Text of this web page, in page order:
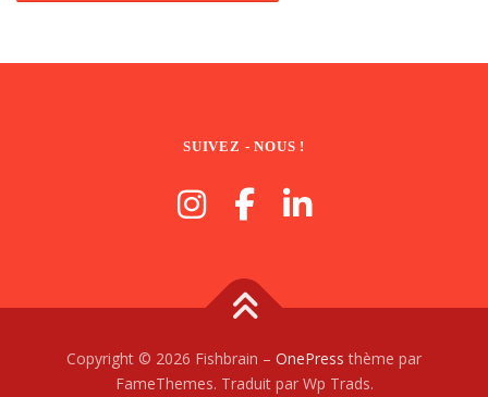
SUIVEZ - NOUS !
Copyright © 2026 Fishbrain – OnePress thème par
FameThemes. Traduit par Wp Trads.